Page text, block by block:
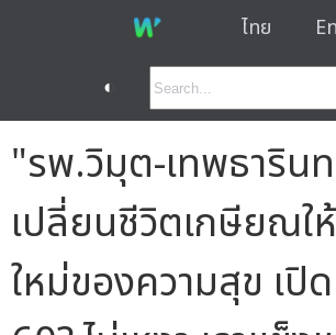
ไทย
◐
"รพ.วิมุต-เทพธาริน
เปลี่ยนชีวิตเกษียณใ
ใหม่ของความสุข เปิ